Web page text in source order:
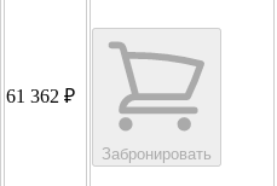
61 362 ₽
Забронировать